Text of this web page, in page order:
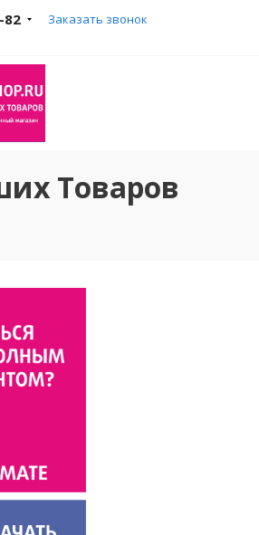
82 Заказать звонок
Товаров